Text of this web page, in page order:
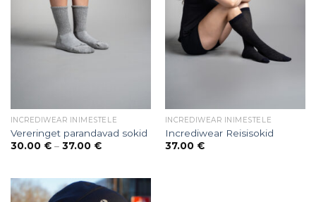
INCREDIWEAR INIMESTELE
Vereringet parandavad sokid
30.00 € – 37.00 €Price
37.00 €
INCREDIWEAR INIMESTELE
Incrediwear Reisisokid
37.00 €